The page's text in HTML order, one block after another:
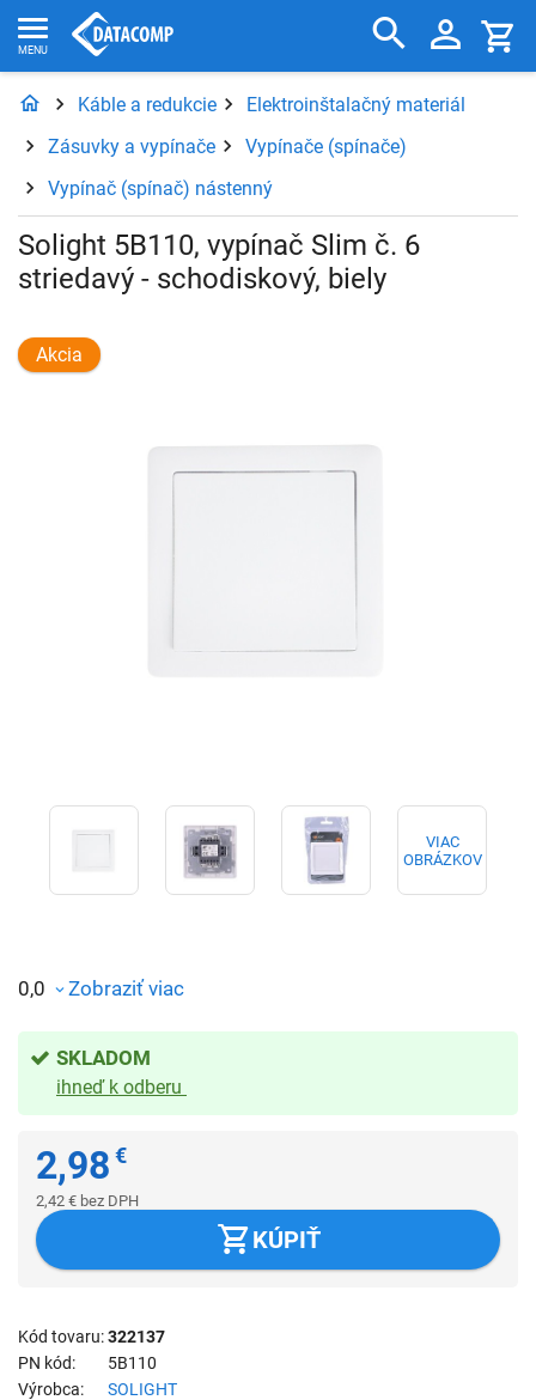
Káble a redukcie
Elektroinštalačný materiál
Zásuvky a vypínače
Vypínače (spínače)
Vypínač (spínač) nástenný
Solight 5B110, vypínač Slim č. 6
striedavý - schodiskový, biely
VIAC
OBRÁZKOV
Akcia
0,0 Zobraziť viac
SKLADOM
ihneď k odberu
2,98 €
2,42 € bez DPH
KÚPIŤ
Kód tovaru 322137
PN kód
5B110
Výrobca
SOLIGHT